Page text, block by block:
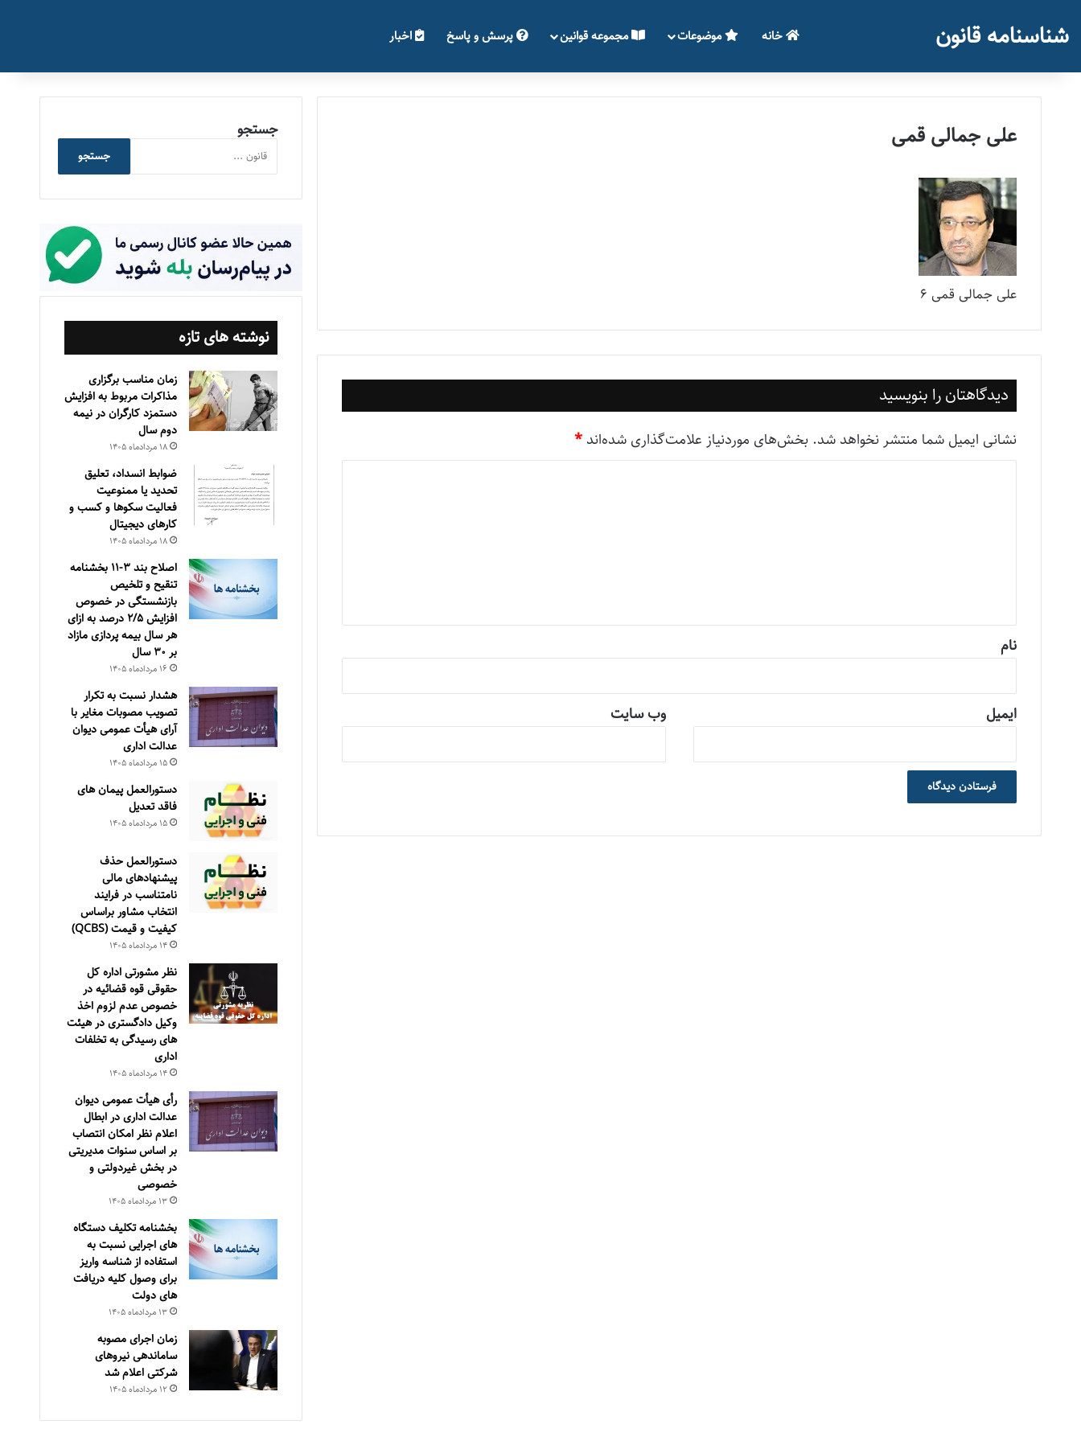
شناسنامه قانون خانه موضوعات مجموعه قوانین پرسش و پاسخ اخبار
علی جمالی قمی
علی جمالی قمی 6
دیدگاهتان را بنویسید
نشانی ایمیل شما منتشر نخواهد شد. بخش‌های موردنیاز علامت‌گذاری شده‌اند *
نام
ایمیل وب‌ سایت
جستجو
جستجو
نوشته های تازه
زمان مناسب برگزاری
مذاکرات مربوط به افزایش
دستمزد کارگران در نیمه
دوم سال
۱۸ مرداد‌ماه ۱۴۰۵
ضوابط انسداد، تعليق
تحديد يا ممنوعيت
فعاليت سكوها و كسب و
كارهای ديجيتال
۱۸ مرداد‌ماه ۱۴۰۵
اصلاح بند ۳‏-۱۱ بخشنامه
تنقیح و تلخیص
بازنشستگی در خصوص
افزایش ۵‏‏‏‏‏‏‏‏‏/۲ درصد به ازای
هر سال بیمه پردازی مازاد
بر ۳۰‏ سال
۱۶ مرداد‌ماه ۱۴۰۵
هشدار نسبت به تکرار
تصویب مصوبات مغایر با
آرای هیأت عمومی دیوان
عدالت اداری
۱۵ مرداد‌ماه ۱۴۰۵
دستورالعمل پیمان های
فاقد تعدیل
۱۵ مرداد‌ماه ۱۴۰۵
دستورالعمل حذف
پيشنهادهای مالی
نامتناسب در فرايند
انتخاب مشاور براساس
كيفيت و قيمت (QCBS)
۱۴ مرداد‌ماه ۱۴۰۵
نظر مشورتی اداره کل
حقوقی قوه قضائیه در
خصوص عدم لزوم اخذ
وکیل دادگستری در هیئت
های رسیدگی به تخلفات
اداری
۱۴ مرداد‌ماه ۱۴۰۵
رأی هیأت عمومی دیوان
عدالت اداری در ابطال
اعلام نظر امکان انتصاب
بر اساس سنوات مدیریتی
در بخش غیردولتی و
خصوصی
۱۳ مرداد‌ماه ۱۴۰۵
بخشنامه تکلیف دستگاه
های اجرایی نسبت به
استفاده از شناسه واریز
برای وصول کلیه دریافت
های دولت
۱۳ مرداد‌ماه ۱۴۰۵
زمان اجرای مصوبه
ساماندهی نیروهای
شرکتی اعلام شد
۱۲ مرداد‌ماه ۱۴۰۵